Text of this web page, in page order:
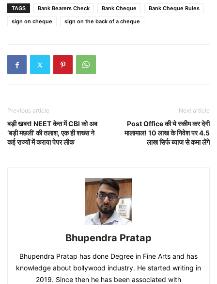
TAGS Bank Bearers Check Bank Cheque
Bank Cheque Rules
sign on cheque
sign on the back of a cheque
Previous article
बड़ी खबर! NEET केस में CBI को अब
‘बड़ी मछली’ की तलाश, एक ही शख्स ने
कई राज्यों में कराया पेपर लीक
Next article
Post Office की ये स्कीम कर देगी
मालामाल! 10 लाख के निवेश पर 4.5
लाख सिर्फ ब्‍याज से कमा लेंगे
Bhupendra Pratap
Bhupendra Pratap has done Degree in Fine Arts and has
knowledge about bollywood industry. He started writing in
2019. Since then he has been associated with